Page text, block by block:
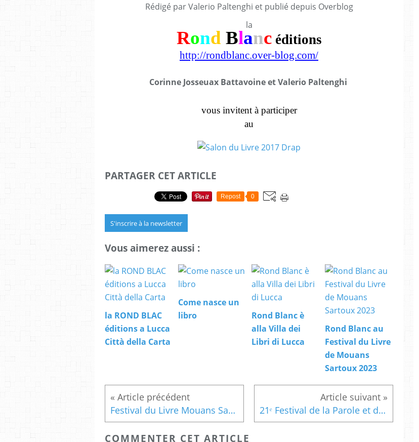
Rédigé par Valerio Paltenghi et publié depuis Overblog
la
Rond Blancéditions
http://rondblanc.over-blog.com/
Corinne Josseuax Battavoine et Valerio Paltenghi
vous invitent à participer
au
PARTAGER CET ARTICLE
Repost 0
S'inscrire à la newsletter
Vous aimerez aussi :
la ROND BLAC
éditions a Lucca
Città della Carta
Come nasce un
libro
Rond Blanc è
alla Villa dei
Libri di Lucca
Rond Blanc au
Festival du Livre
de Mouans
Sartoux 2023
Festival du Livre Mouans Sartoux 2017 21ᵉ Festival de la Parole et du Livre
COMMENTER CET ARTICLE